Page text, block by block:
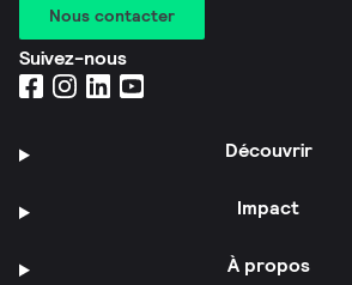
Nous contacter
Suivez-nous
Découvrir
Impact
À propos